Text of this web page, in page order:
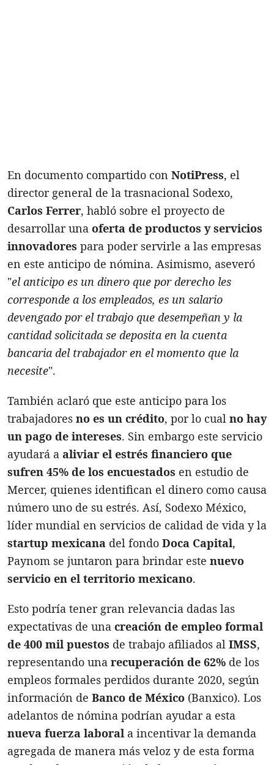
En documento compartido con NotiPress, el
director general de la trasnacional Sodexo,
Carlos Ferrer, habló sobre el proyecto de
desarrollar una oferta de productos y servicios
innovadores para poder servirle a las empresas
en este anticipo de nómina. Asimismo, aseveró
"el anticipo es un dinero que por derecho les
corresponde a los empleados, es un salario
devengado por el trabajo que desempeñan y la
cantidad solicitada se deposita en la cuenta
bancaria del trabajador en el momento que la
necesite".
También aclaró que este anticipo para los
trabajadores no es un crédito, por lo cual no hay
un pago de intereses. Sin embargo este servicio
ayudará a aliviar el estrés financiero que
sufren 45% de los encuestados en estudio de
Mercer, quienes identifican el dinero como causa
número uno de su estrés. Así, Sodexo México,
líder mundial en servicios de calidad de vida y la
startup mexicana del fondo Doca Capital,
Paynom se juntaron para brindar este nuevo
servicio en el territorio mexicano.
Esto podría tener gran relevancia dadas las
expectativas de una creación de empleo formal
de 400 mil puestos de trabajo afiliados al IMSS,
representando una recuperación de 62% de los
empleos formales perdidos durante 2020, según
información de Banco de México (Banxico). Los
adelantos de nómina podrían ayudar a esta
nueva fuerza laboral a incentivar la demanda
agregada de manera más veloz y de esta forma